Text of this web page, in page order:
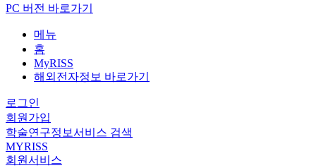
PC 버전 바로가기
메뉴
홈
MyRISS
해외전자정보 바로가기
로그인
회원가입
학술연구정보서비스 검색
MYRISS
회원서비스